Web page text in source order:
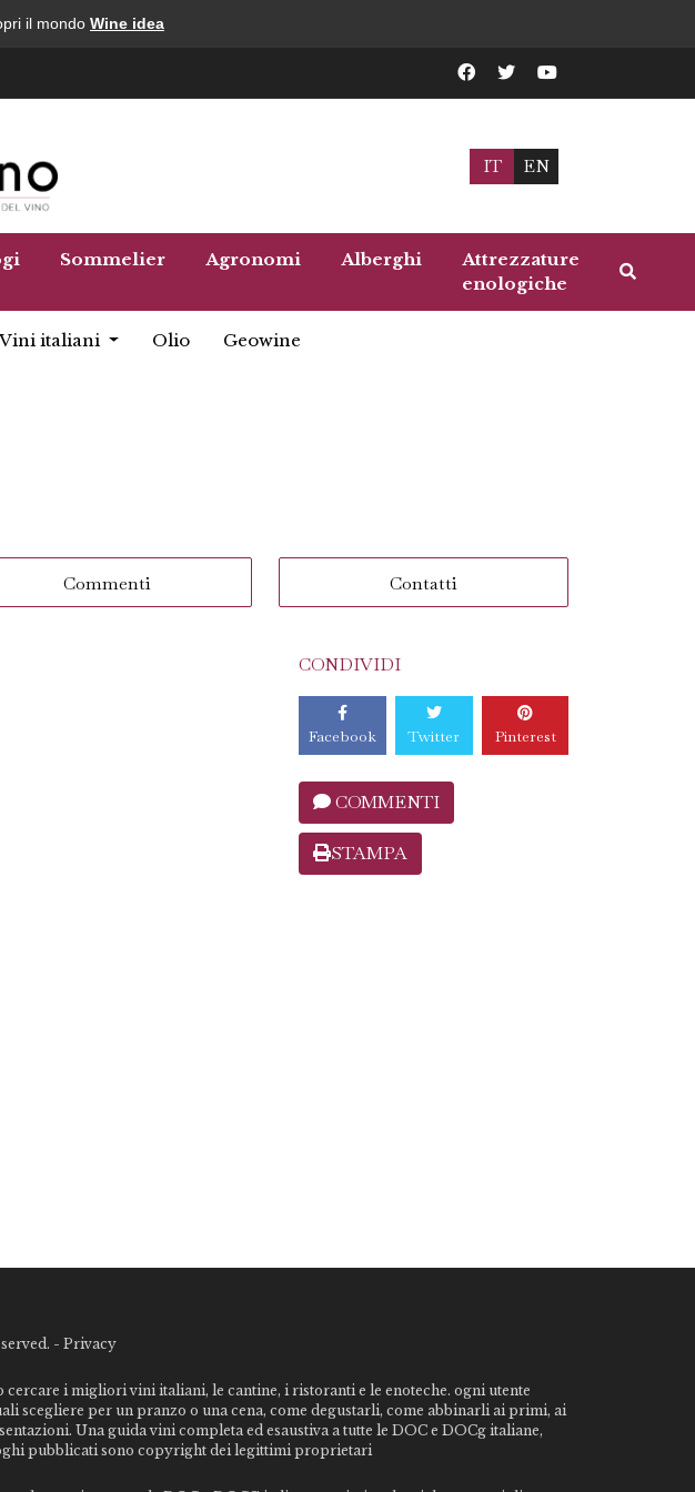
il mondo Wine idea
IT EN
Sommelier Agronomi Alberghi
Attrezzature
enologiche
Vini italiani Olio Geowine
Commenti Contatti
CONDIVIDI
Facebook Twitter Pinterest
COMMENTI
STAMPA
- Privacy
i migliori vini italiani, le cantine, i ristoranti e le enoteche. ogni utente
scegliere per un pranzo o una cena, come degustarli, come abbinarli ai primi, ai
Una guida vini completa ed esaustiva a tutte le DOC e DOCg italiane,
pubblicati sono copyright dei legittimi proprietari